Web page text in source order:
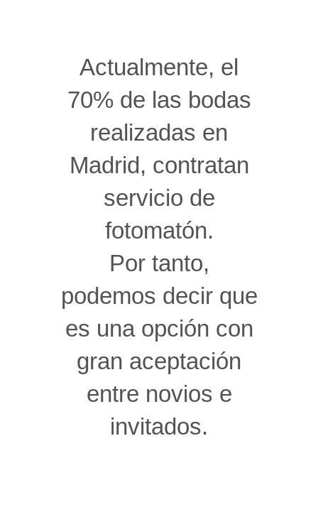
Actualmente, el
70% de las bodas
realizadas en
Madrid, contratan
servicio de
fotomatón.
Por tanto,
podemos decir que
es una opción con
gran aceptación
entre novios e
invitados.